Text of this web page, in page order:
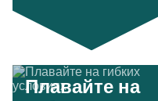
Плавайте на